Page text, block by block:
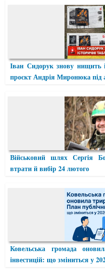
Іван Сидорук знову нищить
проєкт Андрія Миронюка під
Військовий шлях Сергія
втрати й вибір 24 лютого
Ковельська громада
інвестицій: що зміниться у